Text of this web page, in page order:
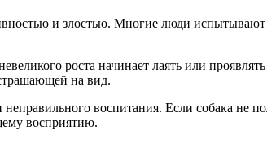
и злостью. Многие люди
роста начинает лаять или
на вид.
воспитания. Если собака не
восприятию.